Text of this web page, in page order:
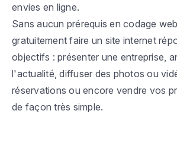
envies en ligne.
Sans aucun prérequis en codage
gratuitement faire un site internet
objectifs : présenter une entreprise,
l'actualité, diffuser des photos ou
réservations ou encore vendre vos
de façon très simple.